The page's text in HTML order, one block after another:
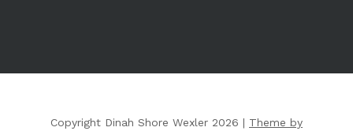
Copyright Dinah Shore Wexler 2026 | Theme by